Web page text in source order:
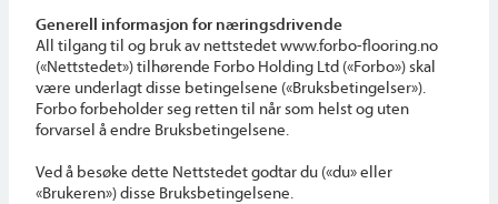
Generell informasjon for næringsdrivende
All tilgang til og bruk av nettstedet www.forbo-flooring.no
(«Nettstedet») tilhørende Forbo Holding Ltd («Forbo») skal
være underlagt disse betingelsene («Bruksbetingelser»).
Forbo forbeholder seg retten til når som helst og uten
forvarsel å endre Bruksbetingelsene.
Ved å besøke dette Nettstedet godtar du («du» eller
«Brukeren») disse Bruksbetingelsene.